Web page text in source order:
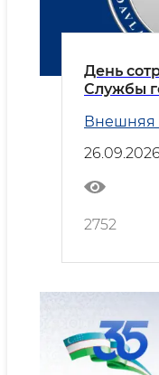
День
Службы
Внешняя
26.09.2026
2752